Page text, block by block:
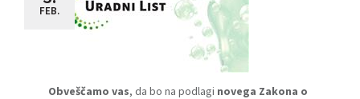
FEB.
Obveščamo vas, da bo na podlagi novega Zakona o